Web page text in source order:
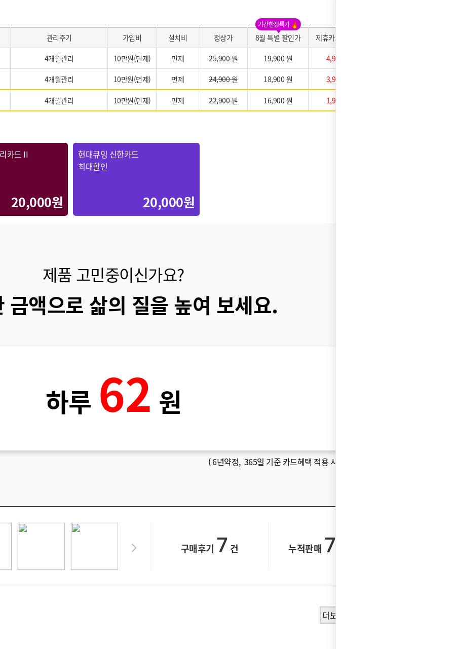
기간한정특가
관리주기 가입비 설치비 정상가 8월 특별 할인가 제휴카드 적용가
4개월관리 10만원(면제) 면제 25,900 원 19,900 원 4,900 원
4개월관리 10만원(면제) 면제 24,900 원 18,900 원 3,900 원
4개월관리 10만원(면제) 면제 22,900 원 16,900 원 1,900 원
카드Ⅱ
20,000원
현대큐밍 신한카드
최대할인
20,000원
제품 고민중이신가요?
금액으로 삶의 질을 높여 보세요.
하루 62 원
(6년약정, 365일 기준 카드혜택 적용 시 )
구매후기 7 건 누적판매 72,105
더보기